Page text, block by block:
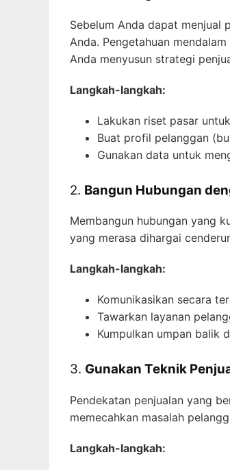
Sebelum Anda dapat menjual
Anda. Pengetahuan
Anda menyusun strategi
Langkah-langkah:
Lakukan riset pasar
Buat profil pelanggan
Gunakan data untuk
2. Bangun Hubungan
Membangun hubungan yang
yang merasa dihargai
Langkah-langkah:
Komunikasikan secara
Tawarkan layanan
Kumpulkan umpan balik
3. Gunakan Teknik
Pendekatan penjualan yang
memecahkan masalah
Langkah-langkah: